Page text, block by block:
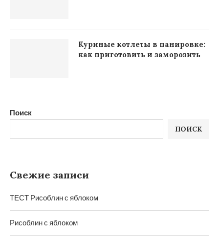
Поиск
ПОИСК
Свежие записи
ТЕСТ Рисоблин с яблоком
Рисоблин с яблоком
Куриные котлеты в панировке:
как приготовить и заморозить